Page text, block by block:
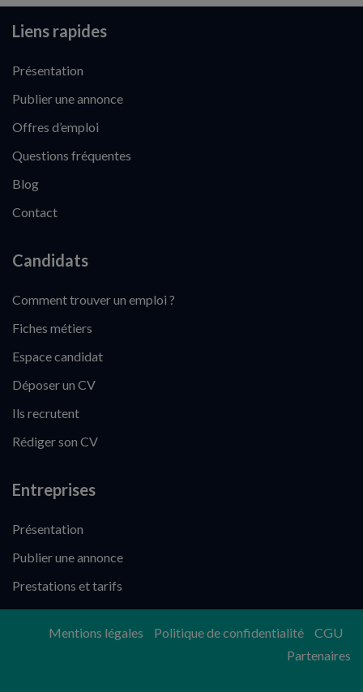
Liens rapides
Présentation
Publier une annonce
Offres d’emploi
Questions fréquentes
Blog
Contact
Candidats
Comment trouver un emploi ?
Fiches métiers
Espace candidat
Déposer un CV
Ils recrutent
Rédiger son CV
Entreprises
Présentation
Publier une annonce
Prestations et tarifs
Mentions légales Politique de confidentialité
CGU
Partenaires